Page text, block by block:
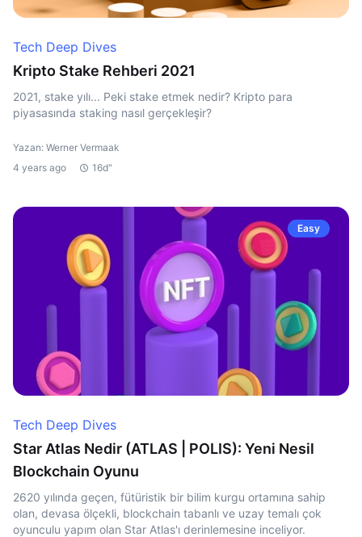
Tech Deep Dives
Kripto Stake Rehberi 2021
2021, stake yılı... Peki stake etmek nedir? Kripto para
piyasasında staking nasıl gerçekleşir?
Yazan: Werner Vermaak
4 years ago
16d"
Easy
Tech Deep Dives
Star Atlas Nedir (ATLAS | POLIS): Yeni Nesil
Blockchain Oyunu
2620 yılında geçen, fütüristik bir bilim kurgu ortamına sahip
olan, devasa ölçekli, blockchain tabanlı ve uzay temalı çok
oyunculu yapım olan Star Atlas'ı derinlemesine inceliyor.